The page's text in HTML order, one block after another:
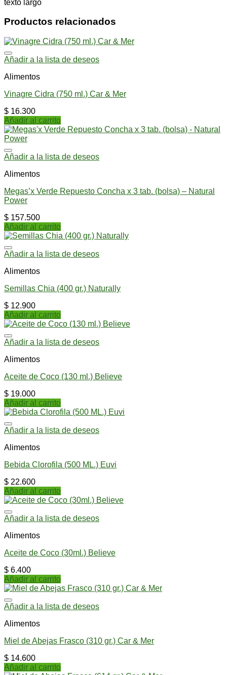
texto largo
Productos relacionados
Añadir a la lista de deseos
Alimentos
Vinagre Cidra (750 ml.) Car & Mer
$ 16.300
Añadir al carrito
Añadir a la lista de deseos
Alimentos
Megas’x Verde Repuesto Concha x 3 tab. (bolsa) – Natural
Power
$ 157.500
Añadir al carrito
Añadir a la lista de deseos
Alimentos
Semillas Chia (400 gr.) Naturally
$ 12.900
Añadir al carrito
Añadir a la lista de deseos
Alimentos
Aceite de Coco (130 ml.) Believe
$ 19.000
Añadir al carrito
Añadir a la lista de deseos
Alimentos
Bebida Clorofila (500 ML.) Euvi
$ 22.600
Añadir al carrito
Añadir a la lista de deseos
Alimentos
Aceite de Coco (30ml.) Believe
$ 6.400
Añadir al carrito
Añadir a la lista de deseos
Alimentos
Miel de Abejas Frasco (310 gr.) Car & Mer
$ 14.600
Añadir al carrito